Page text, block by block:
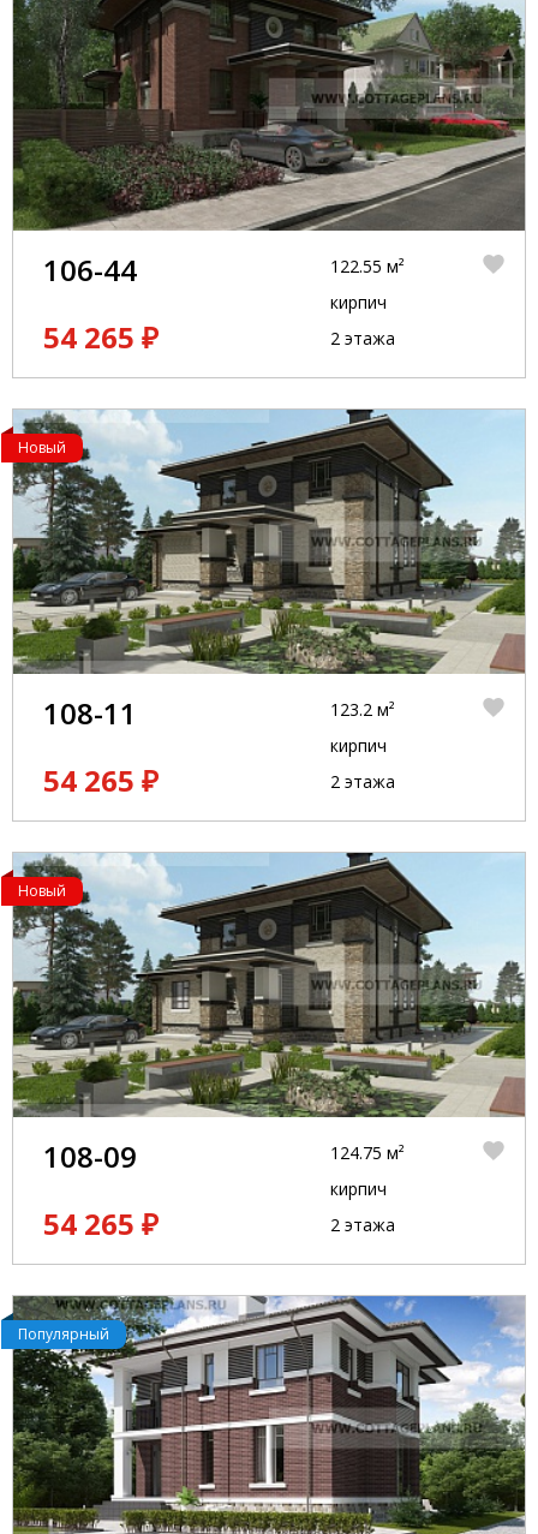
106-44
54 265 ₽
122.55 м²
кирпич
2 этажа
Новый
108-11
54 265 ₽
123.2 м²
кирпич
2 этажа
Новый
108-09
54 265 ₽
124.75 м²
кирпич
2 этажа
Популярный